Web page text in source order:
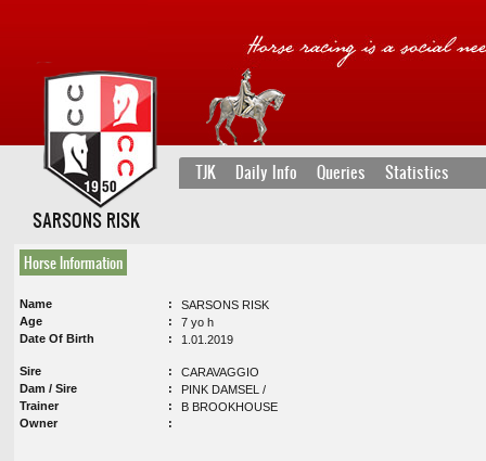
TJK Daily Info Queries Statistics
SARSONS RISK
Horse Information
Name
SARSONS RISK
Age
7 yo h
Date Of Birth
1.01.2019
Sire
CARAVAGGIO
Dam / Sire
PINK DAMSEL /
Trainer
B BROOKHOUSE
Owner